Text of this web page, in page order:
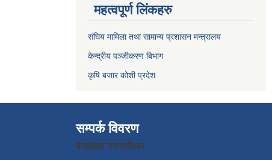
महत्वपूर्ण लिंकहरु
संघिय मामिला तथा सामान्य प्रशासन मन्त्रालय
केन्द्रीय पञ्जीकरण बिभाग
कृषि बजार कोशी प्रदेश
सम्पर्क विवरण
बराहक्षेत्र नगरपालिका